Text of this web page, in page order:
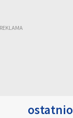
ostatnio